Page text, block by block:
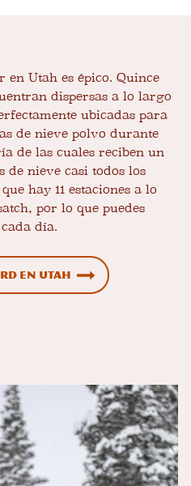
en Utah es épico. Quince
dispersas a lo largo
ubicadas para
de nieve polvo durante
de las cuales reciben un
de nieve casi todos los
hay 11 estaciones a lo
por lo que puedes
día.
en Utah